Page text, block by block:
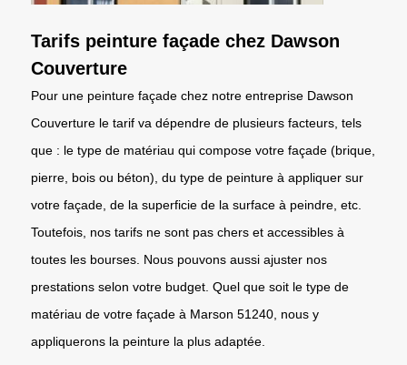
Tarifs peinture façade chez Dawson
Couverture
Pour une peinture façade chez notre entreprise Dawson
Couverture le tarif va dépendre de plusieurs facteurs, tels
que : le type de matériau qui compose votre façade (brique,
pierre, bois ou béton), du type de peinture à appliquer sur
votre façade, de la superficie de la surface à peindre, etc.
Toutefois, nos tarifs ne sont pas chers et accessibles à
toutes les bourses. Nous pouvons aussi ajuster nos
prestations selon votre budget. Quel que soit le type de
matériau de votre façade à Marson 51240, nous y
appliquerons la peinture la plus adaptée.